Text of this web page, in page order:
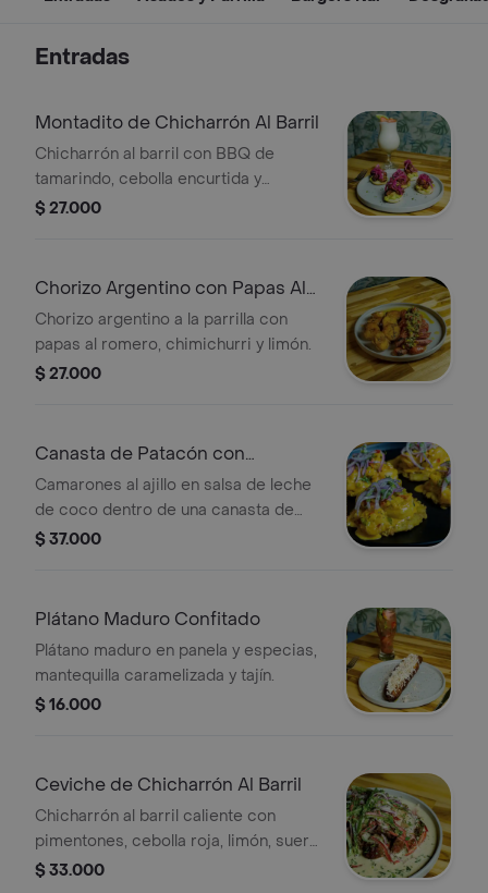
Entradas
Montadito de Chicharrón Al Barril
Chicharrón al barril con BBQ de
tamarindo, cebolla encurtida y
guacamole.
$ 27.000
Chorizo Argentino con Papas Al
Romero
Chorizo argentino a la parrilla con
papas al romero, chimichurri y limón.
$ 27.000
Canasta de Patacón con
Camaron Al Ajillo
Camarones al ajillo en salsa de leche
de coco dentro de una canasta de
patacón.
$ 37.000
Plátano Maduro Confitado
Plátano maduro en panela y especias,
mantequilla caramelizada y tajín.
$ 16.000
Ceviche de Chicharrón Al Barril
Chicharrón al barril caliente con
pimentones, cebolla roja, limón, suero
y cilantro .
$ 33.000